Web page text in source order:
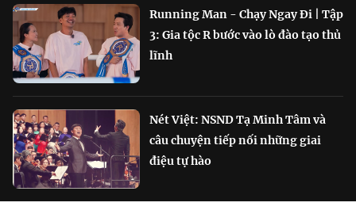
Running Man - Chạy Ngay Đi | Tập
3: Gia tộc R bước vào lò đào tạo thủ
lĩnh
Nét Việt: NSND Tạ Minh Tâm và
câu chuyện tiếp nối những giai
điệu tự hào